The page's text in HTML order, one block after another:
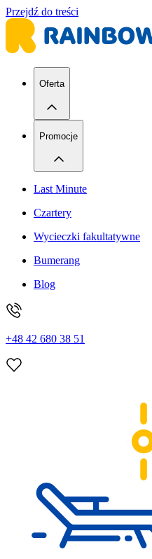
Przejdź do treści
Oferta
Promocje
Last Minute
Czartery
Wycieczki fakultatywne
Bumerang
Blog
+48 42 680 38 51